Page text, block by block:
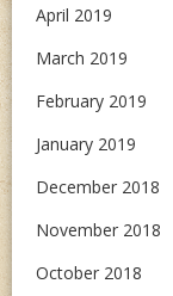
April 2019
March 2019
February 2019
January 2019
December 2018
November 2018
October 2018